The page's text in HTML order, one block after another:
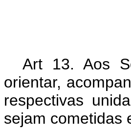
Art 13. Aos
orientar,
respectivas
sejam cometidas